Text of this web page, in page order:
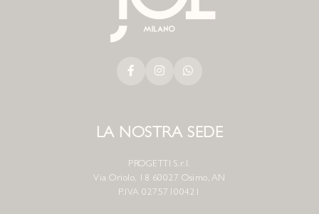
LA NOSTRA SEDE
PROGETTI S.r.l.
Via Oriolo, 18 60027 Osimo, AN
P.IVA 02757100421